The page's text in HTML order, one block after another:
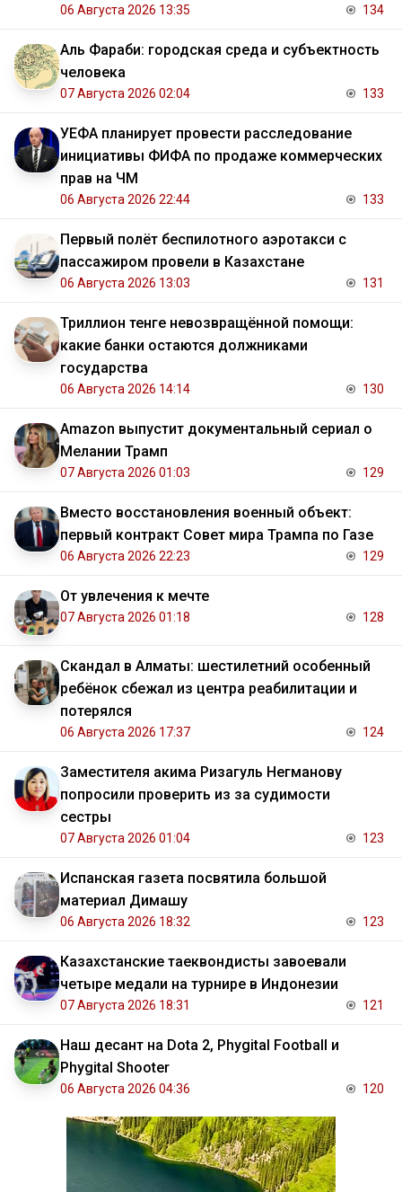
06 Августа 2026 13:35 134
Аль Фараби: городская среда и субъектность
человека
07 Августа 2026 02:04 133
УЕФА планирует провести расследование
инициативы ФИФА по продаже коммерческих
прав на ЧМ
06 Августа 2026 22:44 133
Первый полёт беспилотного аэротакси с
пассажиром провели в Казахстане
06 Августа 2026 13:03 131
Триллион тенге невозвращённой помощи:
какие банки остаются должниками
государства
06 Августа 2026 14:14 130
Amazon выпустит документальный сериал о
Мелании Трамп
07 Августа 2026 01:03 129
Вместо восстановления военный объект:
первый контракт Совет мира Трампа по Газе
06 Августа 2026 22:23 129
От увлечения к мечте
07 Августа 2026 01:18 128
Скандал в Алматы: шестилетний особенный
ребёнок сбежал из центра реабилитации и
потерялся
06 Августа 2026 17:37 124
Заместителя акима Ризагуль Негманову
попросили проверить из за судимости
сестры
07 Августа 2026 01:04 123
Испанская газета посвятила большой
материал Димашу
06 Августа 2026 18:32 123
Казахстанские таеквондисты завоевали
четыре медали на турнире в Индонезии
07 Августа 2026 18:31 121
Наш десант на Dota 2, Phygital Football и
Phygital Shooter
06 Августа 2026 04:36 120